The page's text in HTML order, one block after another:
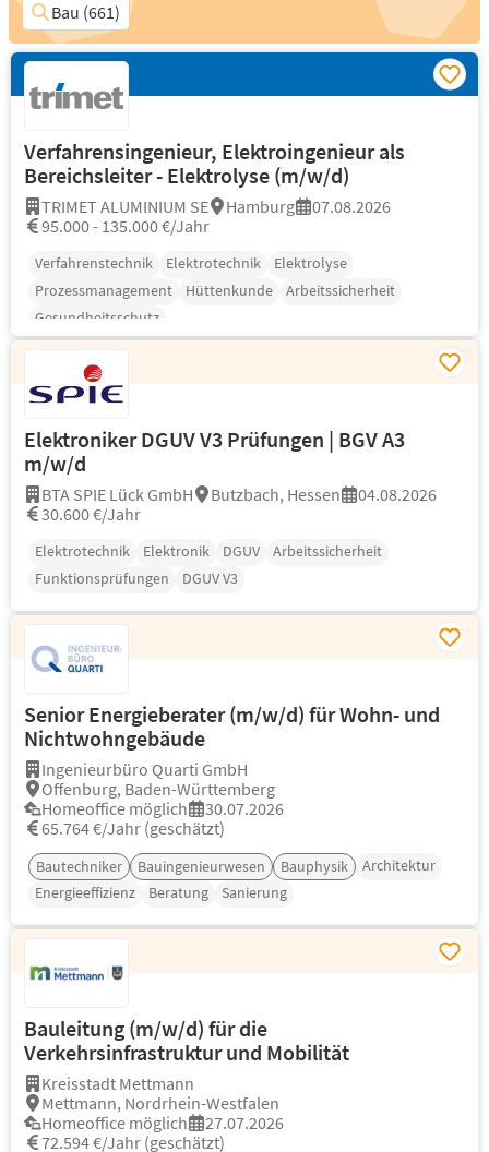
Bau (661)
Verfahrensingenieur, Elektroingenieur als
Bereichsleiter - Elektrolyse (m/w/d)
TRIMET ALUMINIUM SE Hamburg
07.08.2026
95.000 - 135.000 €/Jahr
Verfahrenstechnik Elektrotechnik
Elektrolyse
Prozessmanagement
Hüttenkunde
Arbeitssicherheit
Gesundheitsschutz
Elektroniker DGUV V3 Prüfungen | BGV A3
m/w/d
BTA SPIE Lück GmbH Butzbach, Hessen
04.08.2026
30.600 €/Jahr
Elektrotechnik Elektronik DGUV
Arbeitssicherheit
Funktionsprüfungen
DGUV V3
Senior Energieberater (m/w/d) für Wohn- und
Nichtwohngebäude
Ingenieurbüro Quarti GmbH
Offenburg, Baden-Württemberg
Homeoffice möglich
30.07.2026
65.764 €/Jahr (geschätzt)
Bautechniker Bauingenieurwesen Bauphysik
Architektur
Energieeffizienz
Beratung Sanierung
Bauleitung (m/w/d) für die
Verkehrsinfrastruktur und Mobilität
Kreisstadt Mettmann
Mettmann, Nordrhein-Westfalen
Homeoffice möglich
27.07.2026
72.594 €/Jahr (geschätzt)